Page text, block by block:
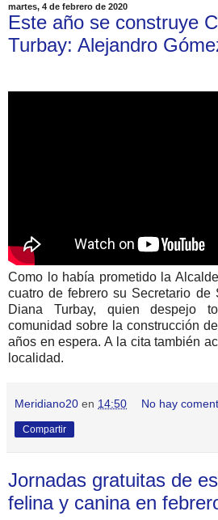
martes, 4 de febrero de 2020
Este año se construye
Turbay: Alejandro
Como lo había prometido la
cuatro de febrero su Secretario de
Diana Turbay, quien despejo
comunidad sobre la construcción
años en espera. A la cita también
localidad.
Meridiano20 en 14:50 No hay
Compartir
Jornadas gratuitas de
felina y canina en